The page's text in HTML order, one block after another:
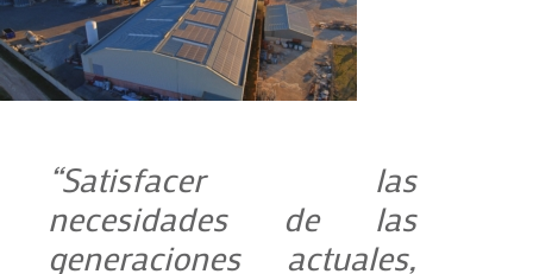
“Satisfacer las
necesidades de las
generaciones actuales,